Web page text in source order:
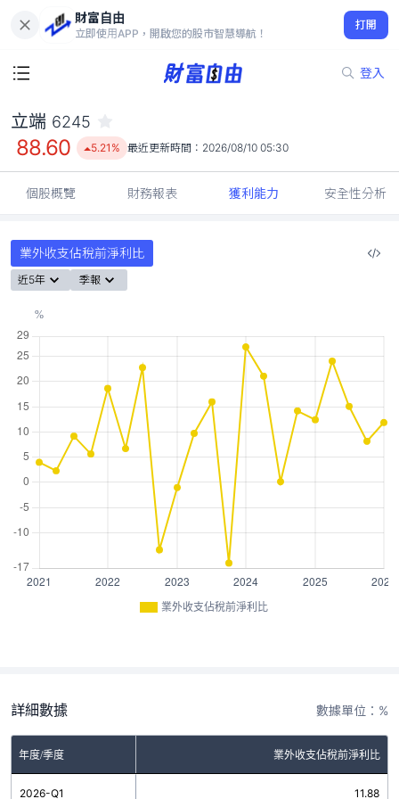
財富自由
立即使用APP，開啟您的股市智慧導航！
打開
登入
88.60
5.21%
立端 6245
88.60 5.21% 最近更新時間： 2026/08/10 05:30
個股概覽 財務報表 獲利能力 安全性分析
業外收支佔稅前淨利比
近5年 季報
業外收支佔稅前淨利比
詳細數據 數據單位：%
年度/季度 業外收支佔稅前淨利比
2026-Q1 11.88